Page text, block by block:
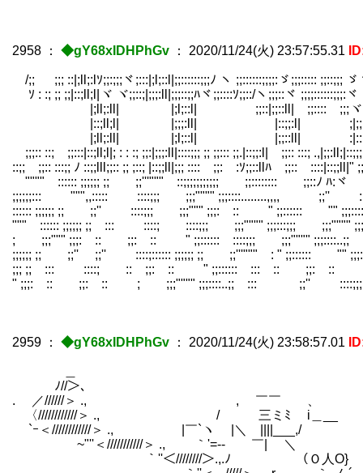
2958 ： ◆gY68xIDHPhGv ： 2020/11/24(火) 23:57:55.31
/;; ゞ ;;; ::|;ll;:lｿ;;:;;;ヾ;:::|;l;::l|;;::::::;;;ﾉ ヽ ;;::::::;;;;:ゞ;;;::::: ;;::;;; ゞ
ｿ : :; ;; ;;|::;ll;l|ヾ ヾ;;::;|;;;:ll|;;;::;;ﾊヾ;;::::ｿ;;::/ヽ;;;::ヾ ;;;;::::::;;;:ヾ
|;ll;:ll| |;l;::l| ;;::|;;::ll| ;;:::: ;;;ヾ
|::;ll;l| |;;;:ll| |::;;:l|
|;ll;:ll| |;l;::l| |;;::ll|
;;;:: ::; ;;:::|::;ll;l|; : : :; ;;:|;;;:ll|::::;;; ;; ;;::: ;;.|::;;:l| ;;:: :::;
::;; ;;:: :::;; ﾉ ::;;lll;;:: ;; ;::; |::;;ll|;;; :::: ;;: :ｿ;;::llﾊ ;;:: ::::|::;;ll|"
"""" :::::: ;;;;;; ;; ;;'''""" ::;;;;;;;;;;; ;;:::::::: ;;::ﾉ ﾊ:ヾ "
;;;;;;::: """,,::::: ::::;;; ;;;"""" ;;;::::........,,,, ;;''
:::::: ;;;;;; ;; ;;'' ::::;;; ;;;""" ;;;: :: " ;;:::::: ""
""" :::::: ;;;;;; ;; ::: ::::; ::::;;; ;;;"""" ;;;:::;;; ;;;""""
; ;;;""" ;;;: :: ;;: :: " ;;:::::: ::::;;; ;;;""""
;;;;;; ;; ;;'' ;;'' ::::;:::::: ;;;;;; ;; ;;'''""" : " ;;:::::: ""
;;; ;; ::: ::::; :: ;;: :: " ;;:::::: ::: :: ;;: :: "
" ;;;: :: ;;: :: ; ;;;"""" ;;;::::..;; ::: ;;''
2959 ： ◆gY68xIDHPhGv ： 2020/11/24(火) 23:58:57.01
ﾉ//＞､
. ／//////＞ ., , ￣￣ 、
〈////////////＞ ., / 三ミﾐ i＿__
`ｰ＜////////////＞ ., |￣`ヽ |＼ ||||___,/
~"''＜///////////＞ ., ｀'=‐- ￣| ＼
｀''＜////////＞.,.ﾉ （Ｏ人O}